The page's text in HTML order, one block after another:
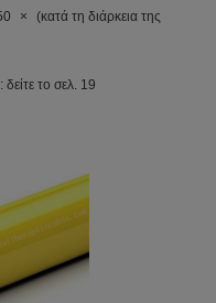
τη διάρκεια της
το σελ. 19